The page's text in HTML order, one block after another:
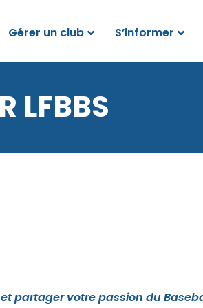
Gérer un club S’informer
LFBBS
partager votre passion du